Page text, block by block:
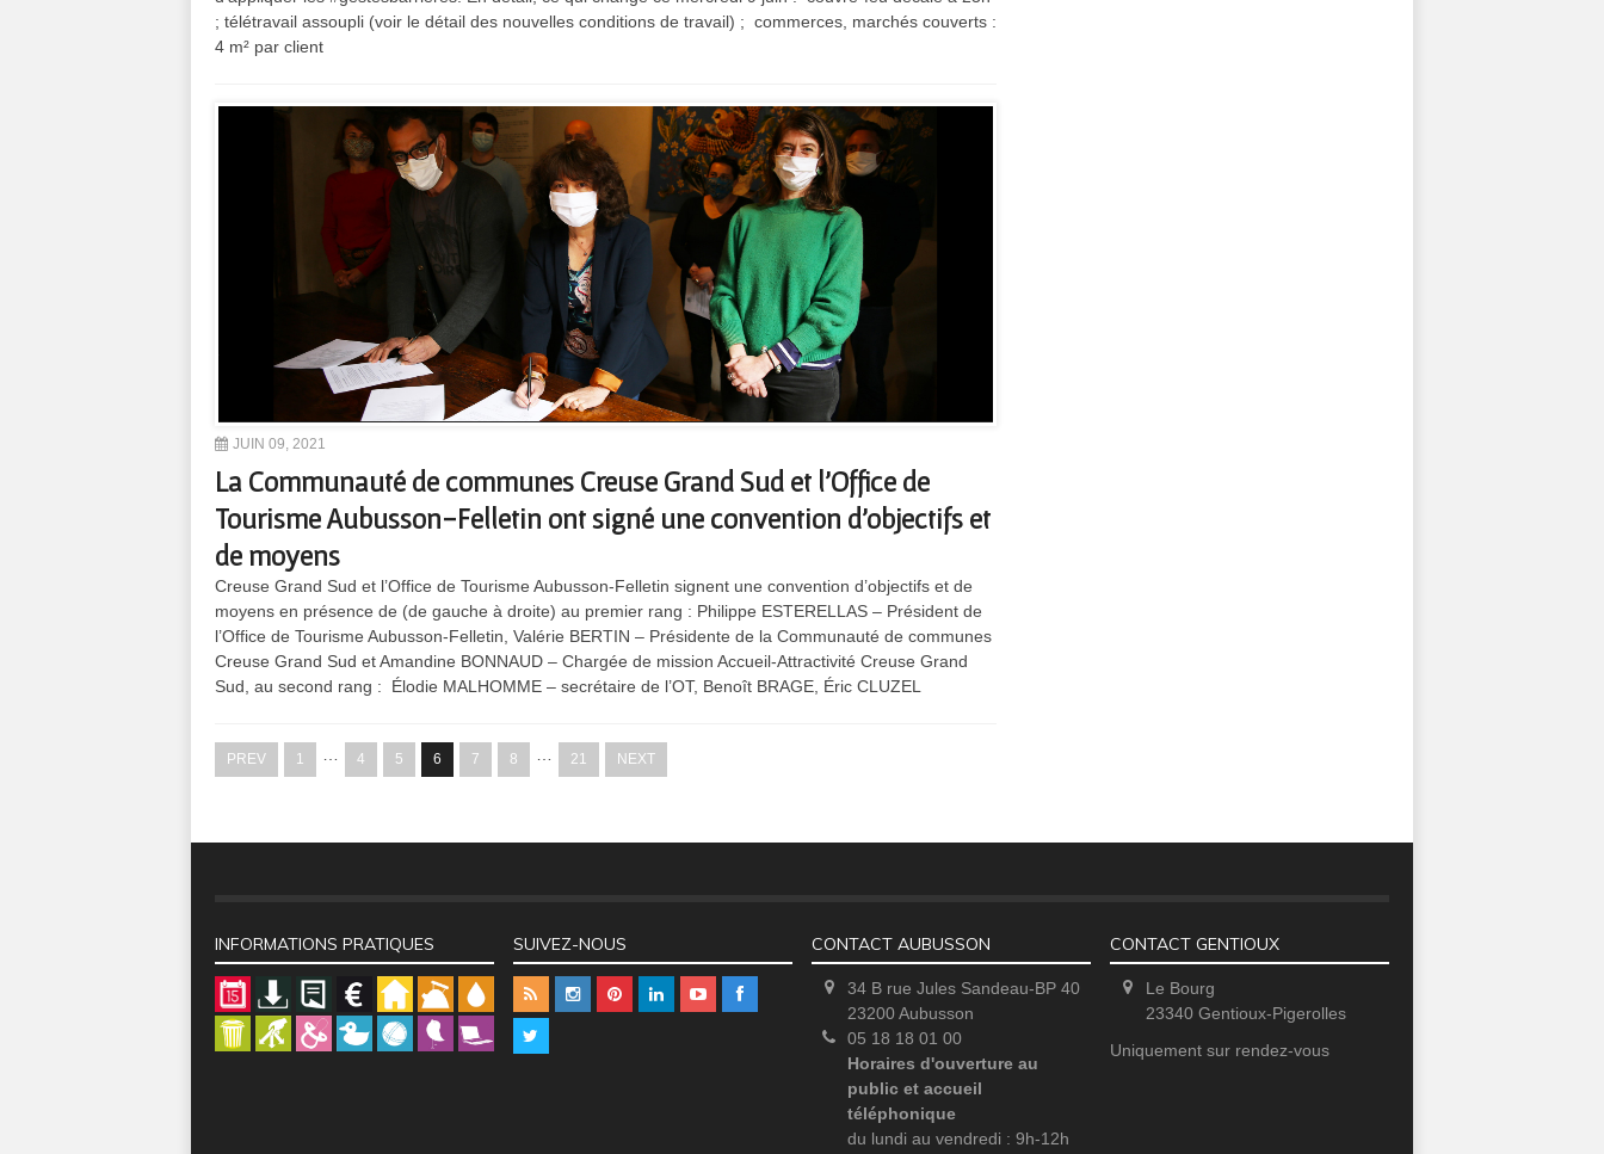
; télétravail assoupli (voir le détail des nouvelles conditions de travail) ; commerces, marchés couverts :
4 m² par client
JUIN 09, 2021
La Communauté de communes Creuse Grand Sud et l’Office de
Tourisme Aubusson-Felletin ont signé une convention d’objectifs et
de moyens
Creuse Grand Sud et l’Office de Tourisme Aubusson-Felletin signent une convention d’objectifs et de
moyens en présence de (de gauche à droite) au premier rang : Philippe ESTERELLAS – Président de
l’Office de Tourisme Aubusson-Felletin, Valérie BERTIN – Présidente de la Communauté de communes
Creuse Grand Sud et Amandine BONNAUD – Chargée de mission Accueil-Attractivité Creuse Grand
Sud, au second rang : Élodie MALHOMME – secrétaire de l’OT, Benoît BRAGE, Éric CLUZEL
PREV 1 … 4 5 6 7 8 … 21 NEXT
INFORMATIONS PRATIQUES SUIVEZ-NOUS CONTACT AUBUSSON
34 B rue Jules Sandeau-BP 40
23200 Aubusson
05 18 18 01 00
Horaires d'ouverture au
public et accueil
téléphonique
du lundi au vendredi : 9h-12h
CONTACT GENTIOUX
Le Bourg
23340 Gentioux-Pigerolles
Uniquement sur rendez-vous